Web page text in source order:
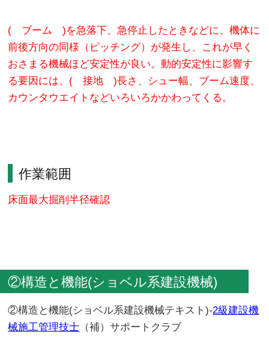
( ブーム )を急落下、急停止したときなどに、機体に
前後方向の同様（ピッチング）が発生し、これが早く
おさまる機械ほど安定性が良い。動的安定性に影響す
る要因には、( 接地 )長さ、シュー幅、ブーム速度、
カウンタウエイトなどいろいろかかわってくる。
作業範囲
床面最大掘削半径確認
②構造と機能(ショベル系建設機械)
②構造と機能(ショベル系建設機械テキスト)-2級建設機
械施工管理技士 （補）サポートクラブ